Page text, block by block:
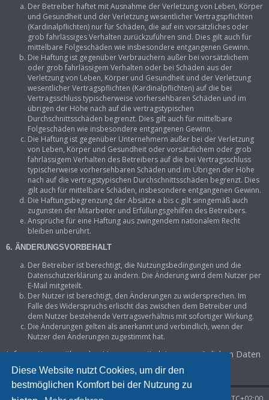
Diese Website nutzt Cookies, um dir den
bestmöglichen Komfort bei der Nutzung zu
Der Betreiber haftet mit Ausnahme der Verletzung von Leben, Körper
und Gesundheit und der Verletzung wesentlicher Vertragspflichten
(Kardinalpflichten) nur für Schäden, die auf ein vorsätzliches oder
grob fahrlässiges Verhalten zurückzuführen sind. Dies gilt auch für
mittelbare Folgeschäden wie insbesondere entgangenen Gewinn.
Die Haftung ist gegenüber Verbrauchern außer bei vorsätzlichem
oder grob fahrlässigem Verhalten oder bei Schäden aus der
Verletzung von Leben, Körper und Gesundheit und der Verletzung
wesentlicher Vertragspflichten (Kardinalpflichten) auf die bei
Vertragsschluss typischerweise vorhersehbaren Schäden und im
übrigen der Höhe nach auf die vertragstypischen
Durchschnittsschäden begrenzt. Dies gilt auch für mittelbare
Folgeschäden wie insbesondere entgangenen Gewinn.
Die Haftung ist gegenüber Unternehmern außer bei der Verletzung
von Leben, Körper und Gesundheit oder vorsätzlichem oder grob
fahrlässigem Verhalten des Betreibers auf die bei Vertragsschluss
typischerweise vorhersehbaren Schäden und im Übrigen der Höhe
nach auf die vertragstypischen Durchschnittsschäden begrenzt. Dies
gilt auch für mittelbare Schäden, insbesondere entgangenen Gewinn.
Die Haftungsbegrenzung der Absätze a bis c gilt sinngemäß auch
zugunsten der Mitarbeiter und Erfüllungsgehilfen des Betreibers.
Ansprüche für eine Haftung aus zwingendem nationalem Recht
bleiben unberührt.
6. ÄNDERUNGSVORBEHALT
Der Betreiber ist berechtigt, die Nutzungsbedingungen und die
Datenschutzerklärung zu ändern. Die Änderung wird dem Nutzer per
E-Mail mitgeteilt.
Der Nutzer ist berechtigt, den Änderungen zu widersprechen. Im
Falle des Widerspruchs erlischt das zwischen dem Betreiber und
dem Nutzer bestehende Vertragsverhältnis mit sofortiger Wirkung.
Die Änderungen gelten als anerkannt und verbindlich, wenn der
Nutzer den Änderungen zugestimmt hat.
Informationen über den Umgang mit deinen persönlichen Daten
sind in der Datenschutzerklärung enthalten.